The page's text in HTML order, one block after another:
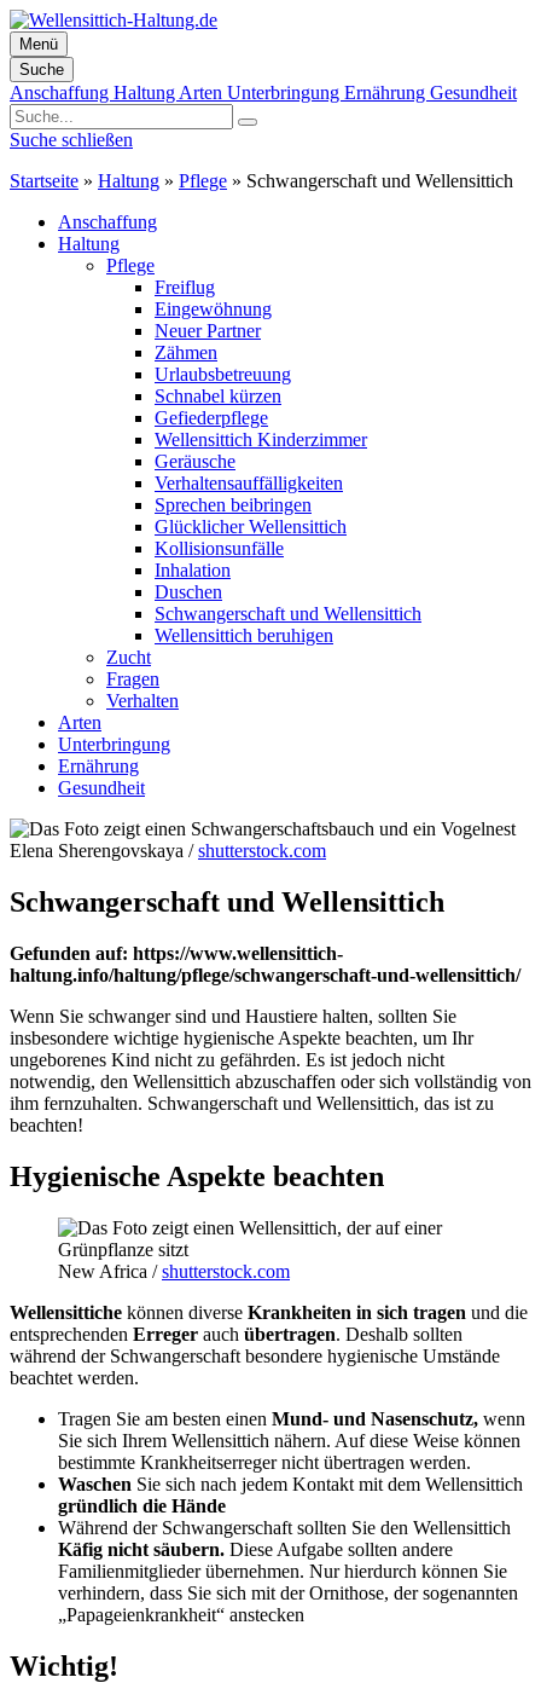
Menü
Suche
Zum
Inhalt
springen
Anschaffung Haltung Arten Unterbringung Ernährung Gesundheit
Suche schließen
Startseite » Haltung » Pflege » Schwangerschaft und Wellensittich
Anschaffung
Haltung
Pflege
Freiflug
Eingewöhnung
Neuer Partner
Zähmen
Urlaubsbetreuung
Schnabel kürzen
Gefiederpflege
Wellensittich Kinderzimmer
Geräusche
Verhaltensauffälligkeiten
Sprechen beibringen
Glücklicher Wellensittich
Kollisionsunfälle
Inhalation
Duschen
Schwangerschaft und Wellensittich
Wellensittich beruhigen
Zucht
Fragen
Verhalten
Arten
Unterbringung
Ernährung
Gesundheit
Elena Sherengovskaya /shutterstock.com
Schwangerschaft und Wellensittich
Gefunden auf: https://www.wellensittich-
haltung.info/haltung/pflege/schwangerschaft-und-wellensittich/
Wenn Sie schwanger sind und Haustiere halten, sollten Sie
insbesondere wichtige hygienische Aspekte beachten, um Ihr
ungeborenes Kind nicht zu gefährden. Es ist jedoch nicht
notwendig, den Wellensittich abzuschaffen oder sich vollständig von
ihm fernzuhalten. Schwangerschaft und Wellensittich, das ist zu
beachten!
Hygienische Aspekte beachten
New Africa /shutterstock.com
Wellensittiche können diverse Krankheiten in sich tragen und die
entsprechenden Erreger auch übertragen. Deshalb sollten
während der Schwangerschaft besondere hygienische Umstände
beachtet werden.
Tragen Sie am besten einen Mund- und Nasenschutz, wenn
Sie sich Ihrem Wellensittich nähern. Auf diese Weise können
bestimmte Krankheitserreger nicht übertragen werden.
Waschen Sie sich nach jedem Kontakt mit dem Wellensittich
gründlich die Hände
Während der Schwangerschaft sollten Sie den Wellensittich
Käfig nicht säubern. Diese Aufgabe sollten andere
Familienmitglieder übernehmen. Nur hierdurch können Sie
verhindern, dass Sie sich mit der Ornithose, der sogenannten
„Papageienkrankheit“ anstecken
Wichtig!